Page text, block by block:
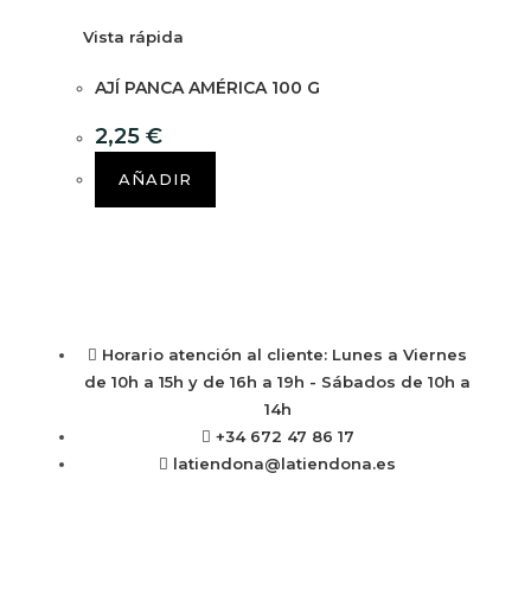
Vista rápida
AJÍ PANCA AMÉRICA 100 G
2,25 €
AÑADIR
Horario atención al cliente: Lunes a Viernes
de 10h a 15h y de 16h a 19h - Sábados de 10h a
14h
+34 672 47 86 17
latiendona@latiendona.es